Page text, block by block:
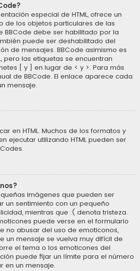
especial de HTML, ofrece un
de los objetos particulares de las
BBCode debe ser habilitado por la
puede ser deshabilitado del
de mensajes. BBCode asimismo es
pero las etiquetas se encuentran
[ y ] en lugar de < y >. Para más
de BBCode. El enlace aparece cada
mensaje.
en HTML. Muchos de los formatos y
ejecutar utilizando HTML pueden ser
imágenes que pueden ser
un sentimiento con un pequeño
mientras que :( denota tristeza.
puede verse en el formulario
no abusar del uso de emoticonos,
un mensaje se vuelva muy difícil de
el tema o los emoticones del
puede fijar un límite para el número
en un mensaje.